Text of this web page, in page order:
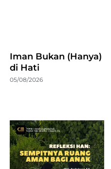
Iman Bukan (Hanya)
di Hati
05/08/2026